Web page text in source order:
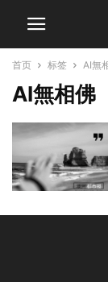
首页 标签 AI無
AI無相佛